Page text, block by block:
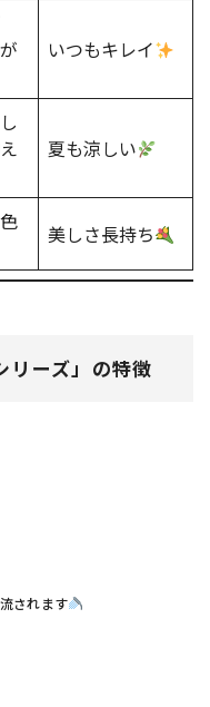
いつもキレイ
夏も涼しい
美しさ長持ち
リーズ」の特徴
されます